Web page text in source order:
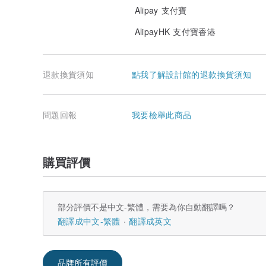
Alipay 支付寶
AlipayHK 支付寶香港
退款換貨須知 點我了解設計館的退款換貨須知
問題回報 我要檢舉此商品
購買評價
部分評價不是中文-繁體，需要為你自動翻譯嗎？
翻譯成中文-繁體
翻譯成英文
品牌所有評價